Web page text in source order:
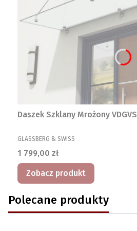
Daszek Szklany Mrożony VDGVS
PRODUCENT
GLASSBERG & SWISS
Cena
1 799,00 zł
Zobacz produkt
Polecane produkty